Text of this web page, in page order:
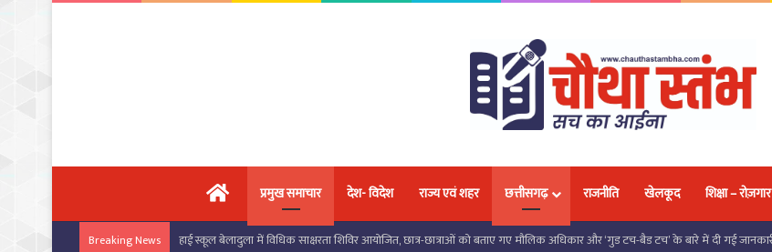
मुख्य पृष्ठप्रमुख समाचार देश- विदेश राज्य एवं शहर छत्तीसगढ़ राजनीति खेलकूद शिक्षा – रोज़गार
Breaking News बरपाली स्कूल में सरस्वती साइकिल योजना के तहत छात्राओं को मिली निःशुल्क साइकिल, जनप्रतिनिधियों ने शिक्षा के लिए किया प्रेरित